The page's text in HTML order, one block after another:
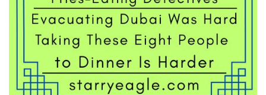
務
｜
星
鷹
論